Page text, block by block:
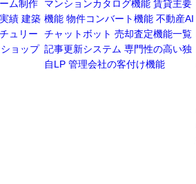
ム制作
績 建築
ュリー
ョップ
マンションカタログ機能 賃貸主要
機能 物件コンバート機能 不動産AI
チャットボット 売却査定機能一覧
記事更新システム 専門性の高い独
自LP 管理会社の客付け機能